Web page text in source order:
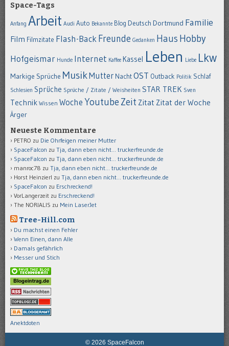
Space-Tags
Anfang Arbeit Audi Auto Bekannte Blog Deutsch Dortmund Familie
Film Filmzitate Flash-BackFreunde Gedanken Haus Hobby
Hofgeismar Hunde Internet Kaffee Kassel Leben Liebe Lkw
Markige Sprüche MusikMutter NachtOST Outback Politik Schlaf
Schlesien Sprüche Sprüche / Zitate / Weisheiten STAR TREK Sven
Technik Wissen Woche Youtube Zeit Zitat Zitat der Woche
Ärger
Neueste Kommentare
PETRO zu Die Ohrfeigen meiner Mutter
SpaceFalcon zu Tja, dann eben nicht… truckerfreunde.de
SpaceFalcon zu Tja, dann eben nicht… truckerfreunde.de
manroc78 zu Tja, dann eben nicht… truckerfreunde.de
Horst Heinzierl zu Tja, dann eben nicht… truckerfreunde.de
SpaceFalcon zu Erschreckend!
VorLangerzeit zu Erschreckend!
The NORIALIS zu Mein LaserJet
Tree-Hill.com
Du machst einen Fehler
Wenn Einen, dann Alle
Damals gefährlich
Messer und Stich
Anektdoten
© 2026 SpaceFalcon